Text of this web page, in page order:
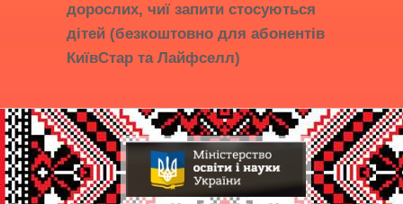
дорослих, чиї запити стосуються
дітей (безкоштовно для абонентів
КиївСтар та Лайфселл)